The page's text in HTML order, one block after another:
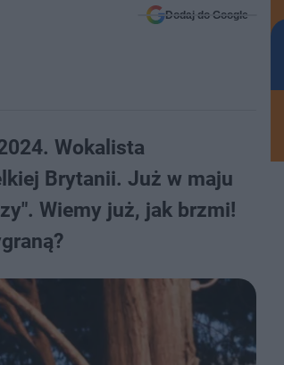
Dodaj do Google
Wokalista
Brytanii. Już w maju
Wiemy już, jak brzmi!